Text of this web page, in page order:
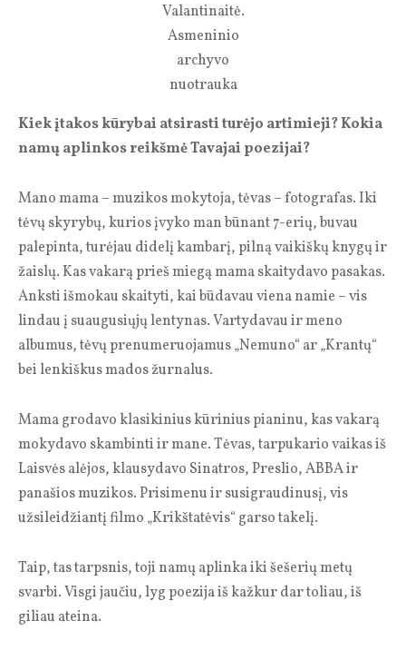
Valantinaitė.
Asmeninio
archyvo
nuotrauka
Kiek įtakos kūrybai atsirasti turėjo artimieji? Kokia
namų aplinkos reikšmė Tavajai poezijai?
Mano mama – muzikos mokytoja, tėvas – fotografas. Iki
tėvų skyrybų, kurios įvyko man būnant 7-erių, buvau
palepinta, turėjau didelį kambarį, pilną vaikiškų knygų ir
žaislų. Kas vakarą prieš miegą mama skaitydavo pasakas.
Anksti išmokau skaityti, kai būdavau viena namie – vis
lindau į suaugusiųjų lentynas. Vartydavau ir meno
albumus, tėvų prenumeruojamus „Nemuno“ ar „Krantų“
bei lenkiškus mados žurnalus.
Mama grodavo klasikinius kūrinius pianinu, kas vakarą
mokydavo skambinti ir mane. Tėvas, tarpukario vaikas iš
Laisvės alėjos, klausydavo Sinatros, Preslio, ABBA ir
panašios muzikos. Prisimenu ir susigraudinusį, vis
užsileidžiantį filmo „Krikštatėvis“ garso takelį.
Taip, tas tarpsnis, toji namų aplinka iki šešerių metų
svarbi. Visgi jaučiu, lyg poezija iš kažkur dar toliau, iš
giliau ateina.